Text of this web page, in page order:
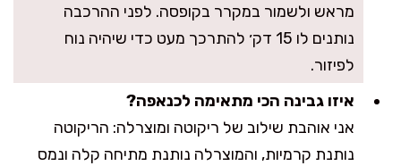
מראש ולשמור במקרר בקופסה. לפני ההרכבה
נותנים לו 15 דק׳ להתרכך מעט כדי שיהיה נוח
לפיזור.
איזו גבינה הכי מתאימה לכנאפה?
אני אוהבת שילוב של ריקוטה ומוצרלה: הריקוטה
נותנת קרמיות, והמוצרלה נותנת מתיחה קלה ונמס